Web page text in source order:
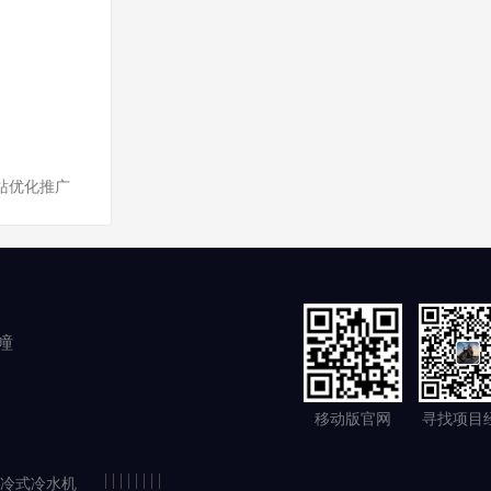
优化推广
移动版官网 寻找项目
| | | | | | |
式冷水机 |